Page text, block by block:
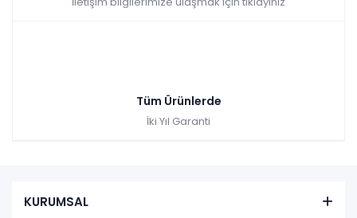
Tüm Ürünlerde
İki Yıl Garanti
KURUMSAL